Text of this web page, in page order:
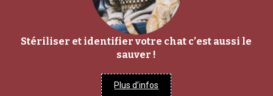
Stériliser et identifier votre chat c’est aussi le
sauver !
Plus d’infos